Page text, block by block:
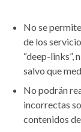
No se
de los
“deep-links”,
salvo que
No podrán
incorrectas
contenidos